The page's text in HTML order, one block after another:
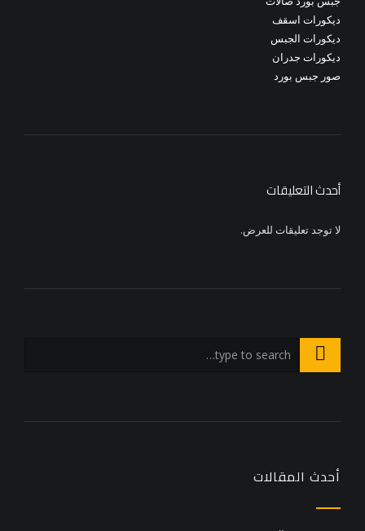
ديكورات اسقف
ديكورات الجبس
ديكورات جدران
صور جبس بورد
أحدث التعليقات
لا توجد تعليقات للعرض.
أحدث المقالات